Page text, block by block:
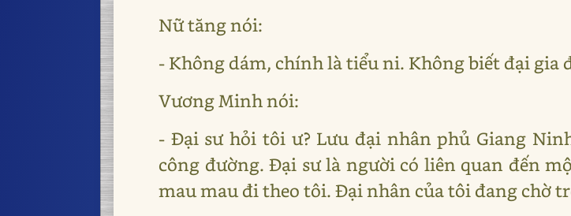
Nữ tăng nói:
- Không dám, chính là tiểu ni. Không biết đại gia
Vương Minh nói:
- Đại sư hỏi tôi ư? Lưu đại nhân phủ Giang
công đường. Đại sư là người có liên quan đến
mau mau đi theo tôi. Đại nhân của tôi đang chờ